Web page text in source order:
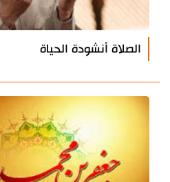
الصلاة أنشودة الحياة